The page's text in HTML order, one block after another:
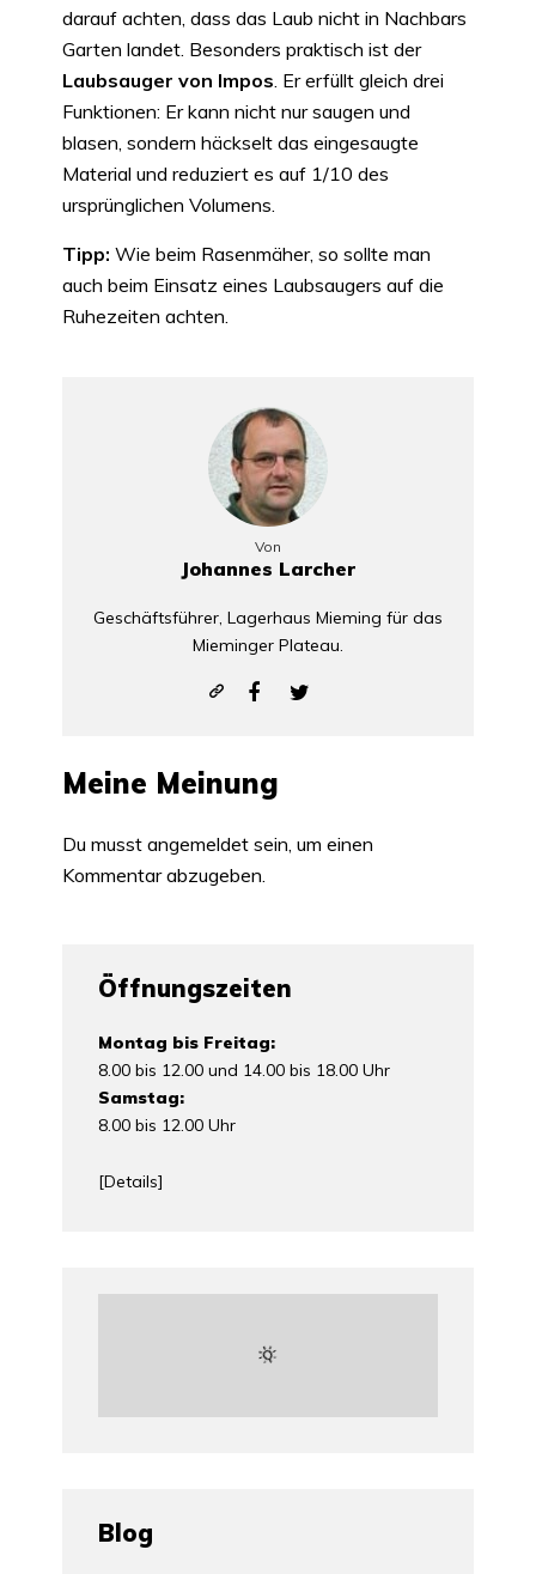
darauf achten, dass das Laub nicht in Nachbars
Garten landet. Besonders praktisch ist der
Laubsauger von Impos. Er erfüllt gleich drei
Funktionen: Er kann nicht nur saugen und
blasen, sondern häckselt das eingesaugte
Material und reduziert es auf 1/10 des
ursprünglichen Volumens.
Tipp: Wie beim Rasenmäher, so sollte man
auch beim Einsatz eines Laubsaugers auf die
Ruhezeiten achten.
Von
Johannes Larcher
Geschäftsführer, Lagerhaus Mieming für das
Mieminger Plateau.
Meine Meinung
Du musst angemeldet sein, um einen
Kommentar abzugeben.
Öffnungszeiten
Montag bis Freitag:
8.00 bis 12.00 und 14.00 bis 18.00 Uhr
Samstag:
8.00 bis 12.00 Uhr
[Details]
Blog